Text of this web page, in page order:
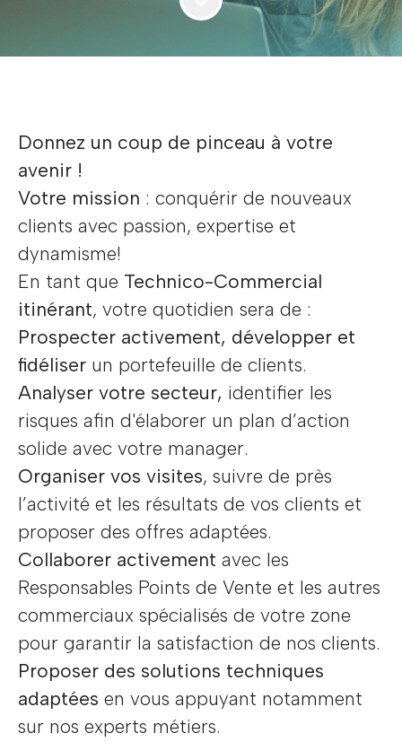
Donnez un coup de pinceau à votre
avenir !
Votre mission : conquérir de nouveaux
clients avec passion, expertise et
dynamisme!
En tant que Technico-Commercial
itinérant, votre quotidien sera de :
Prospecter activement, développer et
fidéliser un portefeuille de clients.
Analyser votre secteur, identifier les
risques afin d'élaborer un plan d’action
solide avec votre manager.
Organiser vos visites, suivre de près
l’activité et les résultats de vos clients et
proposer des offres adaptées.
Collaborer activement avec les
Responsables Points de Vente et les autres
commerciaux spécialisés de votre zone
pour garantir la satisfaction de nos clients.
Proposer des solutions techniques
adaptées en vous appuyant notamment
sur nos experts métiers.